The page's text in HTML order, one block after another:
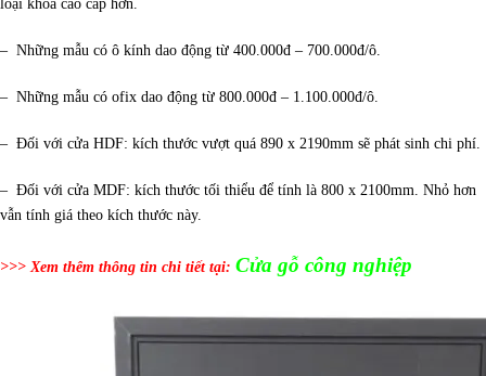
loại khóa cao cấp hơn.
– Những mẫu có ô kính dao động từ 400.000đ – 700.000đ/ô.
– Những mẫu có ofix dao động từ 800.000đ – 1.100.000đ/ô.
– Đối với cửa HDF: kích thước vượt quá 890 x 2190mm sẽ phát sinh chi phí.
– Đối với cửa MDF: kích thước tối thiểu để tính là 800 x 2100mm. Nhỏ hơn
vẫn tính giá theo kích thước này.
>>> Xem thêm thông tin chi tiết tại: Cửa gỗ công nghiệp